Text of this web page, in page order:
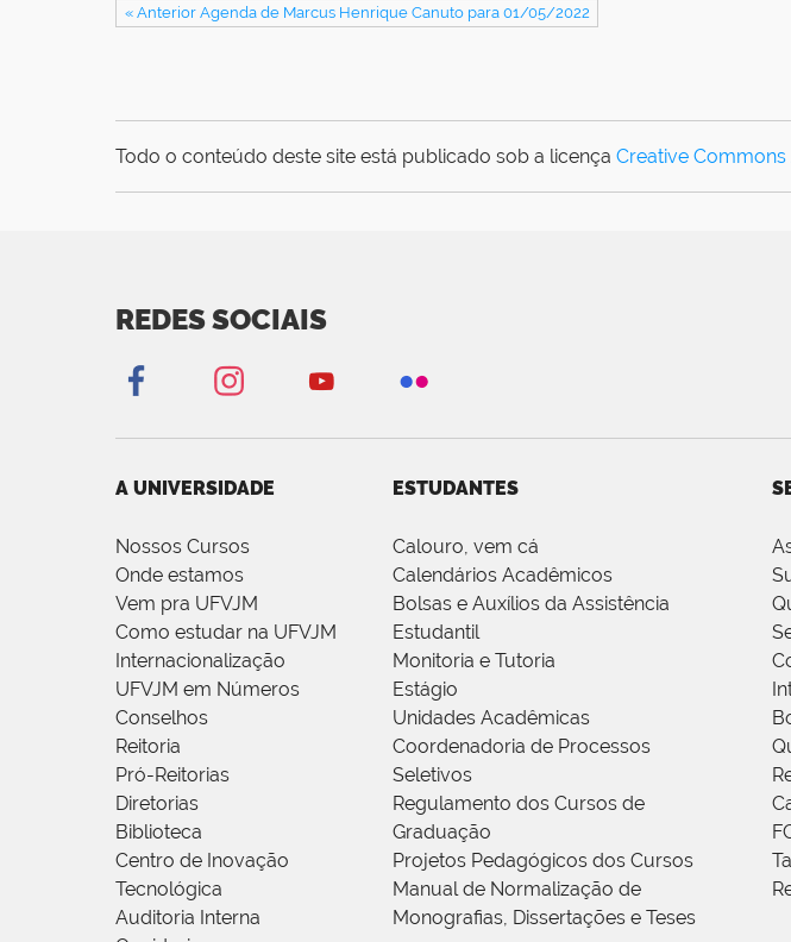
« Anterior Agenda de Marcus Henrique Canuto para 01/05/2022
Todo o conteúdo deste site está publicado sob a licença Creative
REDES SOCIAIS
A UNIVERSIDADE
Nossos Cursos
Onde estamos
Vem pra UFVJM
Como estudar na UFVJM
Internacionalização
UFVJM em Números
Conselhos
Reitoria
Pró-Reitorias
Diretorias
Biblioteca
Centro de Inovação
Tecnológica
Auditoria Interna
ESTUDANTES
Calouro, vem cá
Calendários Acadêmicos
Bolsas e Auxílios da Assistência
Estudantil
Monitoria e Tutoria
Estágio
Unidades Acadêmicas
Coordenadoria de Processos
Seletivos
Regulamento dos Cursos de
Graduação
Projetos Pedagógicos dos Cursos
Manual de Normalização de
Monografias, Dissertações e Teses